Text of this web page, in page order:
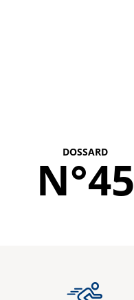
DOSSARD
N°45